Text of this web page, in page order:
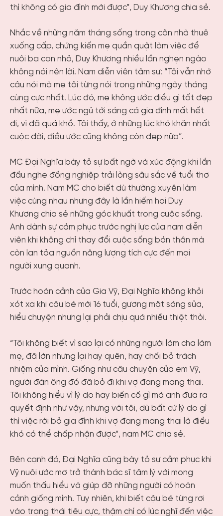
thì không có gia đình mới được”, Duy Khương chia sẻ.
Nhắc về những năm tháng sống trong căn nhà thuê
xuống cấp, chứng kiến mẹ quần quật làm việc để
nuôi ba con nhỏ, Duy Khương nhiều lần nghẹn ngào
không nói nên lời. Nam diễn viên tâm sự: “Tôi vẫn nhớ
câu nói mà mẹ tôi từng nói trong những ngày tháng
cùng cực nhất. Lúc đó, mẹ không ước điều gì tốt đẹp
nhất nữa, mẹ ước ngủ tới sáng cả gia đình mất hết
đi, vì đã quá khổ. Tôi thấy, ở những lúc khó khăn nhất
cuộc đời, điều ước cũng không còn đẹp nữa”.
MC Đại Nghĩa bày tỏ sự bất ngờ và xúc động khi lần
đầu nghe đồng nghiệp trải lòng sâu sắc về tuổi thơ
của mình. Nam MC cho biết dù thường xuyên làm
việc cùng nhau nhưng đây là lần hiếm hoi Duy
Khương chia sẻ những góc khuất trong cuộc sống.
Anh dành sự cảm phục trước nghị lực của nam diễn
viên khi không chỉ thay đổi cuộc sống bản thân mà
còn lan tỏa nguồn năng lượng tích cực đến mọi
người xung quanh.
Trước hoàn cảnh của Gia Vỹ, Đại Nghĩa không khỏi
xót xa khi cậu bé mới 16 tuổi, gương mặt sáng sủa,
hiểu chuyện nhưng lại phải chịu quá nhiều thiệt thòi.
“Tôi không biết vì sao lại có những người làm cha làm
mẹ, đã lớn nhưng lại hay quên, hay chối bỏ trách
nhiệm của mình. Giống như câu chuyện của em Vỹ,
người đàn ông đó đã bỏ đi khi vợ đang mang thai.
Tôi không hiểu vì lý do hay biến cố gì mà anh đưa ra
quyết định như vậy, nhưng với tôi, dù bất cứ lý do gì
thì việc rời bỏ gia đình khi vợ đang mang thai là điều
khó có thể chấp nhận được”, nam MC chia sẻ.
Bên cạnh đó, Đại Nghĩa cũng bày tỏ sự cảm phục khi
Vỹ nuôi ước mơ trở thành bác sĩ tâm lý với mong
muốn thấu hiểu và giúp đỡ những người có hoàn
cảnh giống mình. Tuy nhiên, khi biết cậu bé từng rơi
vào trạng thái tiêu cực, thậm chí có lúc nghĩ đến việc